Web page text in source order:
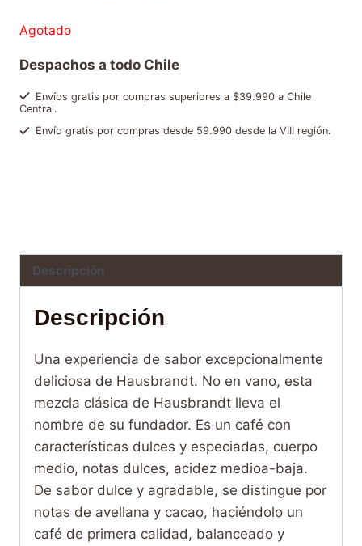
Agotado
Despachos a todo Chile
Envíos gratis por compras superiores a $39.990 a Chile
Central.
Envío gratis por compras desde 59.990 desde la VIII región.
Descripción
Descripción
Una experiencia de sabor excepcionalmente
deliciosa de Hausbrandt. No en vano, esta
mezcla clásica de Hausbrandt lleva el
nombre de su fundador. Es un café con
características dulces y especiadas, cuerpo
medio, notas dulces, acidez medioa-baja.
De sabor dulce y agradable, se distingue por
notas de avellana y cacao, haciéndolo un
café de primera calidad, balanceado y